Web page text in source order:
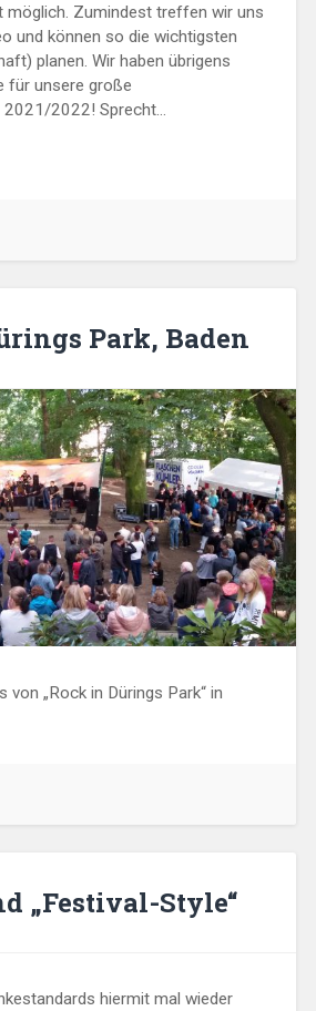
möglich. Zumindest treffen wir uns
und können so die wichtigsten
planen. Wir haben übrigens
für unsere große
2021/2022! Sprecht…
Park, Baden
von „Rock in Dürings Park“ in
„Festival-Style“
hiermit mal wieder